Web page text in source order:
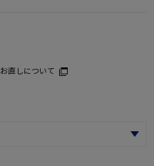
お直しについて